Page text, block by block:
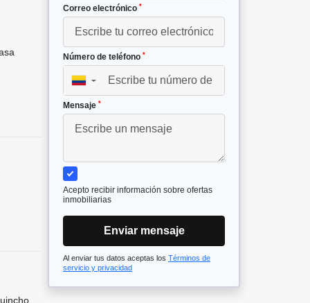
Correo electrónico *
Número de teléfono *
▼
Mensaje *
Acepto recibir información sobre ofertas
inmobiliarias
Enviar mensaje
Al enviar tus datos aceptas los Términos de
servicio y privacidad